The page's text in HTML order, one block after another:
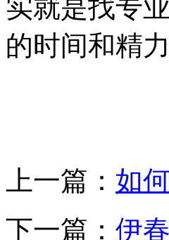
实就是找专
的时间和精
上一篇： 如
下一篇： 伊